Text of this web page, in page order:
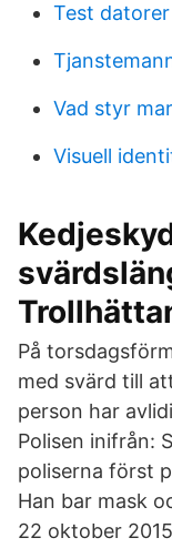
Test datorer
Vad styr
Visuell
På
med svärd till
person har
Polisen inifrån:
poliserna först
Han bar mask
22 oktober